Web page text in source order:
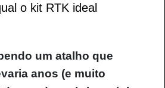
o kit RTK ideal
um atalho que
anos (e muito